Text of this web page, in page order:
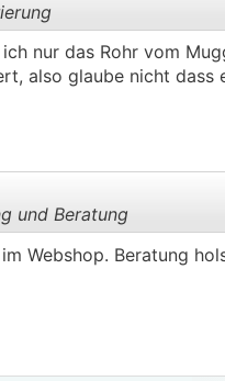
nur das Rohr vom
also glaube nicht
und Beratung
Webshop. Beratung